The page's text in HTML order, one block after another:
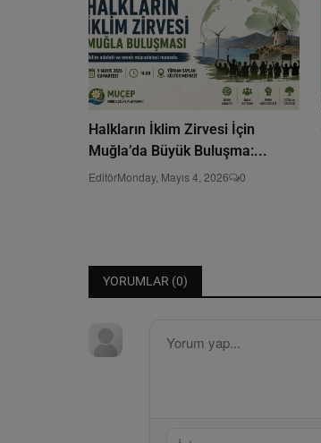
Halkların İklim Zirvesi İçin
Muğla’da Büyük Buluşma:...
EditörMonday, Mayıs 4, 2026 0
YORUMLAR (0)